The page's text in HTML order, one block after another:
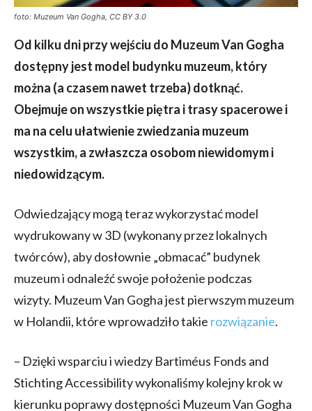
foto: Muzeum Van Gogha, CC BY 3.0
Od kilku dni przy wejściu do Muzeum Van Gogha
dostępny jest model budynku muzeum, który
można (a czasem nawet trzeba) dotknąć.
Obejmuje on wszystkie piętra i trasy spacerowe i
ma na celu ułatwienie zwiedzania muzeum
wszystkim, a zwłaszcza osobom niewidomym i
niedowidzącym.
Odwiedzający mogą teraz wykorzystać model
wydrukowany w 3D (wykonany przez lokalnych
twórców), aby dosłownie „obmacać” budynek
muzeum i odnaleźć swoje położenie podczas
wizyty. Muzeum Van Gogha jest pierwszym muzeum
w Holandii, które wprowadziło takie rozwiązanie.
– Dzięki wsparciu i wiedzy Bartiméus Fonds and
Stichting Accessibility wykonaliśmy kolejny krok w
kierunku poprawy dostępności Muzeum Van Gogha